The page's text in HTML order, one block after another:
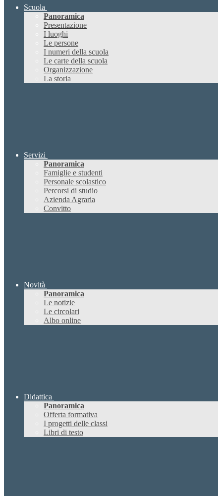
Scuola
Panoramica
Presentazione
I luoghi
Le persone
I numeri della scuola
Le carte della scuola
Organizzazione
La storia
Servizi
Panoramica
Famiglie e studenti
Personale scolastico
Percorsi di studio
Azienda Agraria
Convitto
Novità
Panoramica
Le notizie
Le circolari
Albo online
Didattica
Panoramica
Offerta formativa
I progetti delle classi
Libri di testo